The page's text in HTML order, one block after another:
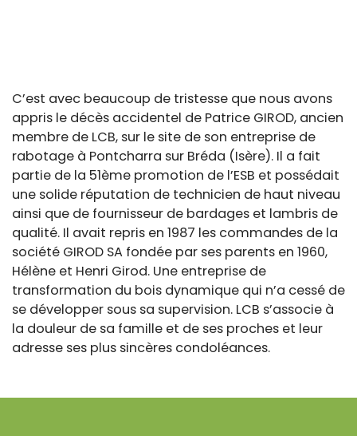
C’est avec beaucoup de tristesse que nous avons
appris le décès accidentel de Patrice GIROD, ancien
membre de LCB, sur le site de son entreprise de
rabotage à Pontcharra sur Bréda (Isère). Il a fait
partie de la 51ème promotion de l’ESB et possédait
une solide réputation de technicien de haut niveau
ainsi que de fournisseur de bardages et lambris de
qualité. Il avait repris en 1987 les commandes de la
société GIROD SA fondée par ses parents en 1960,
Hélène et Henri Girod. Une entreprise de
transformation du bois dynamique qui n’a cessé de
se développer sous sa supervision. LCB s’associe à
la douleur de sa famille et de ses proches et leur
adresse ses plus sincères condoléances.